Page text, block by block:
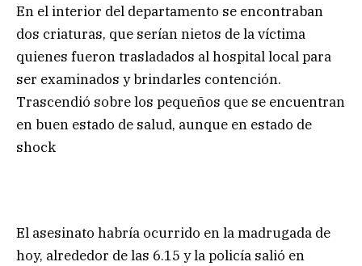
En el interior del departamento se encontraban
dos criaturas, que serían nietos de la víctima
quienes fueron trasladados al hospital local para
ser examinados y brindarles contención.
Trascendió sobre los pequeños que se encuentran
en buen estado de salud, aunque en estado de
shock
El asesinato habría ocurrido en la madrugada de
hoy, alrededor de las 6.15 y la policía salió en